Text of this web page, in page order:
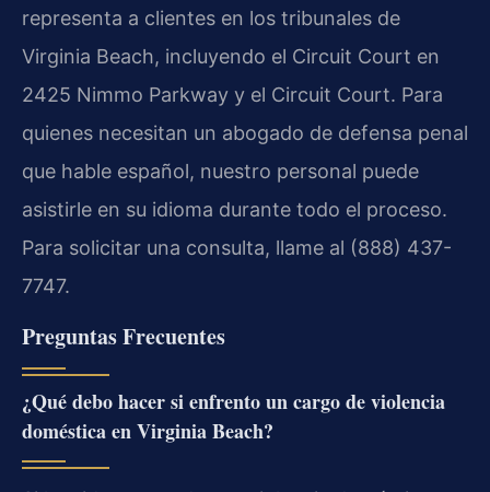
representa a clientes en los tribunales de
Virginia Beach, incluyendo el Circuit Court en
2425 Nimmo Parkway y el Circuit Court. Para
quienes necesitan un abogado de defensa penal
que hable español, nuestro personal puede
asistirle en su idioma durante todo el proceso.
Para solicitar una consulta, llame al (888) 437-
7747.
Preguntas Frecuentes
¿Qué debo hacer si enfrento un cargo de violencia
doméstica en Virginia Beach?